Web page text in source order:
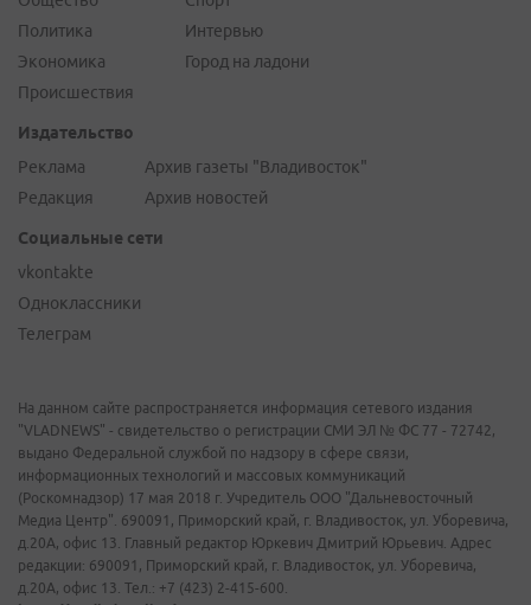
Политика
Экономика
Происшествия
Интервью
Город на ладони
Издательство
Реклама
Редакция
Архив газеты "Владивосток"
Архив новостей
Социальные сети
vkontakte
Одноклассники
Телеграм
На данном сайте распространяется информация сетевого издания
"VLADNEWS" - свидетельство о регистрации СМИ ЭЛ № ФС 77 - 72742,
выдано Федеральной службой по надзору в сфере связи,
информационных технологий и массовых коммуникаций
(Роскомнадзор) 17 мая 2018 г. Учредитель ООО "Дальневосточный
Медиа Центр". 690091, Приморский край, г. Владивосток, ул. Уборевича,
д.20А, офис 13. Главный редактор Юркевич Дмитрий Юрьевич. Адрес
редакции: 690091, Приморский край, г. Владивосток, ул. Уборевича,
д.20А, офис 13. Тел.: +7 (423) 2-415-600.